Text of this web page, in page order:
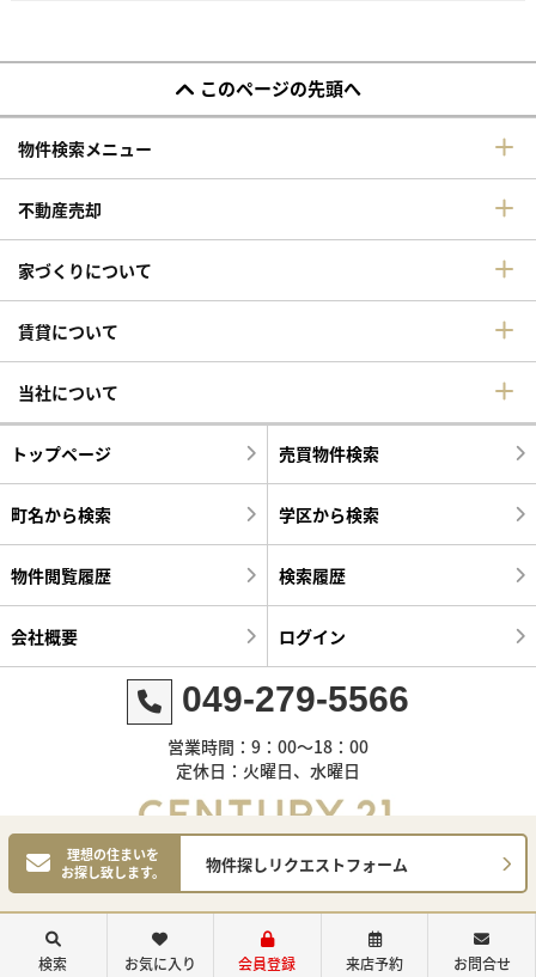
理想の住まいを
お探し致します。
物件探しリクエストフォーム
このページの先頭へ
物件検索メニュー
不動産売却
家づくりについて
賃貸について
当社について
トップページ 売買物件検索
町名から検索 学区から検索
物件閲覧履歴 検索履歴
会社概要 ログイン
049-279-5566
営業時間：9：00～18：00
定休日：火曜日、水曜日
©センチュリー21明和ハウス
検索 お気に入り 会員登録 来店予約 お問合せ